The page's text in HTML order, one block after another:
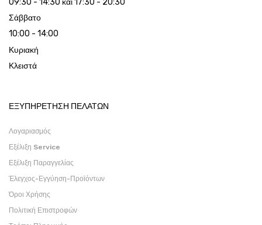
09:30 - 14:30 και 17:30 - 20:30
Σάββατο
10:00 - 14:00
Κυριακή
Κλειστά
ΕΞΥΠΗΡΕΤΗΣΗ ΠΕΛΑΤΩΝ
Λογαριασμός
Εξέλιξη Service
Εξέλιξη Παραγγελίας
Έλεγχος-Εγγύηση-Προϊόντων
Όροι Χρήσης
Πολιτική Επιστροφών